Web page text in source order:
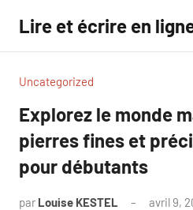
contenu
Lire et écrire en
Uncategorized
Explorez le monde
pierres fines et
pour débutants
par Louise KESTEL avril 9,